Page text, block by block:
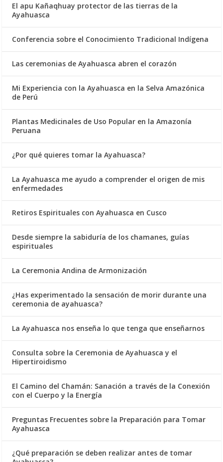
El apu Kañaqhuay protector de las tierras de la
Ayahuasca
Conferencia sobre el Conocimiento Tradicional Indígena
Las ceremonias de Ayahuasca abren el corazón
Mi Experiencia con la Ayahuasca en la Selva Amazónica
de Perú
Plantas Medicinales de Uso Popular en la Amazonía
Peruana
¿Por qué quieres tomar la Ayahuasca?
La Ayahuasca me ayudo a comprender el origen de mis
enfermedades
Retiros Espirituales con Ayahuasca en Cusco
Desde siempre la sabiduría de los chamanes, guías
espirituales
La Ceremonia Andina de Armonización
¿Has experimentado la sensación de morir durante una
ceremonia de ayahuasca?
La Ayahuasca nos enseña lo que tenga que enseñarnos
Consulta sobre la Ceremonia de Ayahuasca y el
Hipertiroidismo
El Camino del Chamán: Sanación a través de la Conexión
con el Cuerpo y la Energía
Preguntas Frecuentes sobre la Preparación para Tomar
Ayahuasca
¿Qué preparación se deben realizar antes de tomar